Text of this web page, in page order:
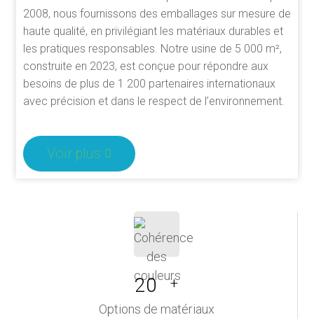
2008, nous fournissons des emballages sur mesure de
haute qualité, en privilégiant les matériaux durables et
les pratiques responsables. Notre usine de 5 000 m²,
construite en 2023, est conçue pour répondre aux
besoins de plus de 1 200 partenaires internationaux
avec précision et dans le respect de l’environnement.
Voir plus
20 +
Options de matériaux